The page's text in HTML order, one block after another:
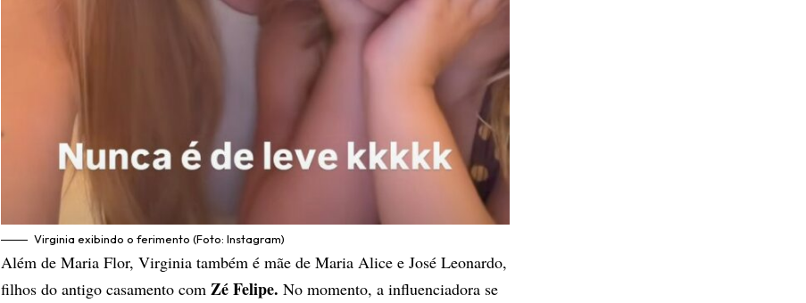
Virginia exibindo o ferimento (Foto: Instagram)
Além de Maria Flor, Virginia também é mãe de Maria Alice e José Leonardo,
filhos do antigo casamento com Zé Felipe. No momento, a influenciadora se